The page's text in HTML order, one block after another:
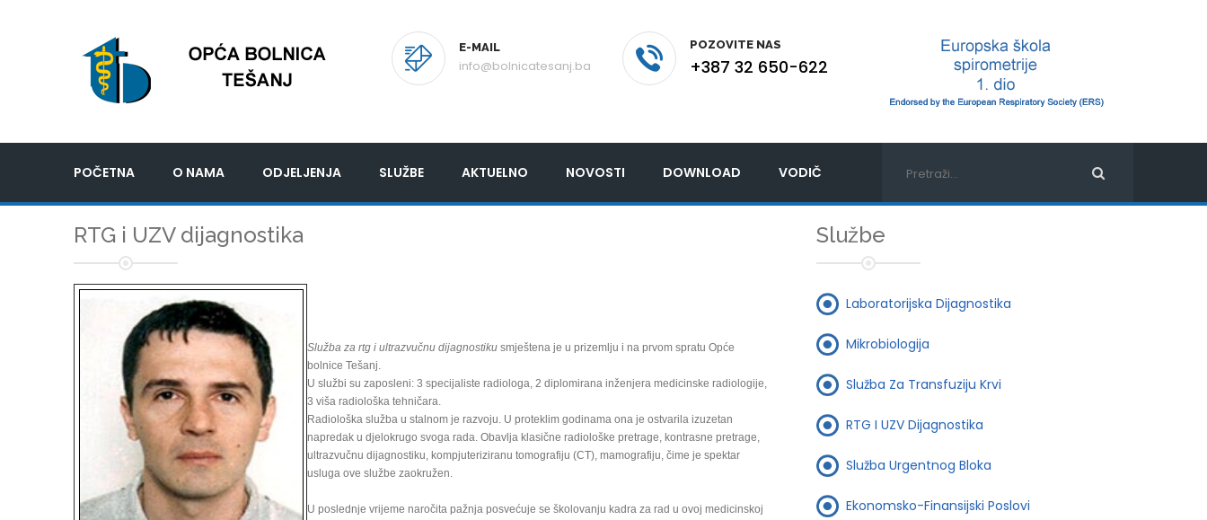
E-MAIL
info@bolnicatesanj.ba
POZOVITE NAS
+387 32 650-622
POČETNA O NAMA ODJELJENJA SLUŽBE AKTUELNO NOVOSTI DOWNLOAD VODIČ
RTG i UZV dijagnostika
Služba za rtg i ultrazvučnu dijagnostiku smještena je u prizemlju i na prvom spratu Opće
bolnice Tešanj.
U službi su zaposleni: 3 specijaliste radiologa, 2 diplomirana inženjera medicinske radiologije,
3 viša radiološka tehničara.
Radiološka služba u stalnom je razvoju. U proteklim godinama ona je ostvarila izuzetan
napredak u djelokrugo svoga rada. Obavlja klasične radiološke pretrage, kontrasne pretrage,
ultrazvučnu dijagnostiku, kompjuteriziranu tomografiju (CT), mamografiju, čime je spektar
usluga ove službe zaokružen.
U poslednje vrijeme naročita pažnja posvećuje se školovanju kadra za rad u ovoj medicinskoj
Službe
Laboratorijska Dijagnostika
Mikrobiologija
Služba Za Transfuziju Krvi
RTG I UZV Dijagnostika
Služba Urgentnog Bloka
Ekonomsko-Finansijski Poslovi